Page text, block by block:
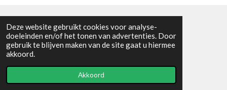
Deze website gebruikt cookies voor analyse-
doeleinden en/of het tonen van advertenties. Door
gebruik te blijven maken van de site gaat u hiermee
akkoord.
Akkoord
Algemene voorwaarden
© 2021 - RC en mineralenshop Het vlinderpad